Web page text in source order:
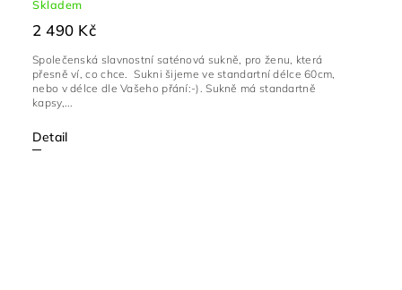
Skladem
2 490 Kč
Detail
Společenská slavnostní saténová sukně, pro ženu, která
přesně ví, co chce. Sukni šijeme ve standartní délce 60cm,
nebo v délce dle Vašeho přání:-). Sukně má standartně
kapsy,...